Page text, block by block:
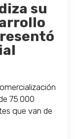
su
75.000
que van de